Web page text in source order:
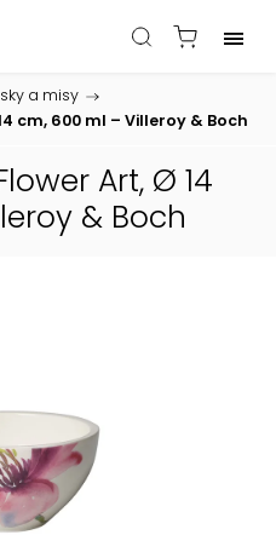
a misy /
cm, 600 ml – Villeroy & Boch
Art, Ø 14
& Boch